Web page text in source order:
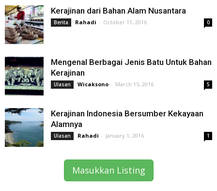
Kerajinan dari Bahan Alam Nusantara
Berita Rahadi - October 11, 2016 0
Mengenal Berbagai Jenis Batu Untuk Bahan
Kerajinan
Ulasan Wicaksono - March 15, 2016 5
Kerajinan Indonesia Bersumber Kekayaan
Alamnya
Ulasan Rahadi - January 1, 2016 1
Masukkan Listing